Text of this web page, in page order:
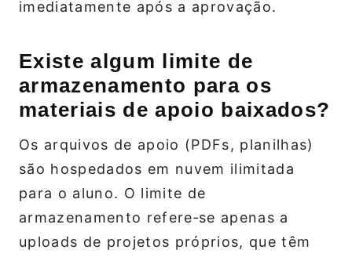
imediatamente após a aprovação.
Existe algum limite de
armazenamento para os
materiais de apoio baixados?
Os arquivos de apoio (PDFs, planilhas)
são hospedados em nuvem ilimitada
para o aluno. O limite de
armazenamento refere‑se apenas a
uploads de projetos próprios, que têm